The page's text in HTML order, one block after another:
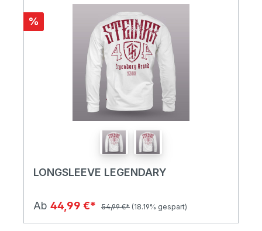
%
LONGSLEEVE LEGENDARY
Ab 44,99 €* 54,99 €* (18.19% gespart)